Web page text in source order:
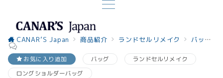
CANAR’S Japan 商品紹介 ランドセルリメイク バッグ
お気に入り追加 バッグ
ランドセルリメイク
ロングショルダーバッグ